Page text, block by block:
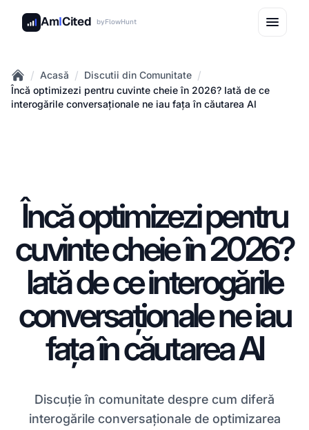
AmICited byFlowHunt
Home
/ Acasă / Discutii din Comunitate /
Încă optimizezi pentru cuvinte cheie în 2026? Iată de ce
interogările conversaționale ne iau fața în căutarea AI
Încă optimizezi pentru
cuvinte cheie în 2026?
Iată de ce interogările
conversaționale ne iau
fața în căutarea AI
Discuție în comunitate despre cum diferă
interogările conversaționale de optimizarea